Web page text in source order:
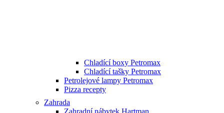
Chladící boxy Petromax
Chladící tašky Petromax
Petrolejové lampy Petromax
Pizza recepty
Zahrada
Zahradní nábytek Hartman